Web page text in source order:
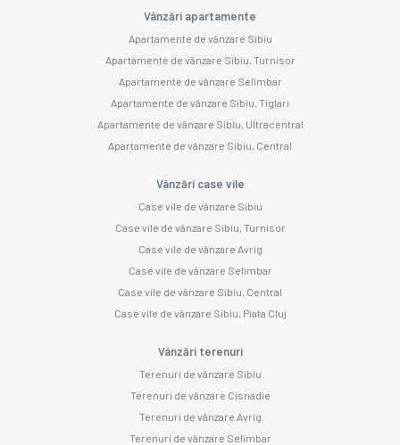
Vânzări apartamente
Apartamente de vânzare Sibiu
Apartamente de vânzare Sibiu, Turnisor
Apartamente de vânzare Selimbar
Apartamente de vânzare Sibiu, Tiglari
Apartamente de vânzare Sibiu, Ultracentral
Apartamente de vânzare Sibiu, Central
Vânzări case vile
Case vile de vânzare Sibiu
Case vile de vânzare Sibiu, Turnisor
Case vile de vânzare Avrig
Case vile de vânzare Selimbar
Case vile de vânzare Sibiu, Central
Case vile de vânzare Sibiu, Piata Cluj
Vânzări terenuri
Terenuri de vânzare Sibiu
Terenuri de vânzare Cisnadie
Terenuri de vânzare Avrig
Terenuri de vânzare Selimbar